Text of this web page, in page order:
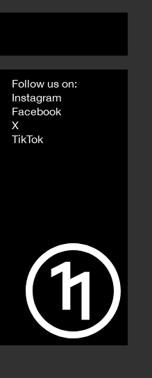
Follow us on:
Instagram
Facebook
X
TikTok